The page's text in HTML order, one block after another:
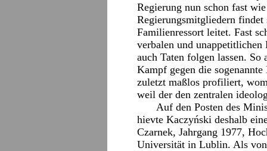
Regierung nun schon fast
Regierungsmitgliedern
Familienressort leitet. Fast
verbalen und unappetitlichen
auch Taten folgen lassen. So
Kampf gegen die
zuletzt maßlos profiliert,
weil der den zentralen
Auf den Posten des
hievte Kaczyński deshalb
Czarnek, Jahrgang 1977,
Universität in Lublin. Als